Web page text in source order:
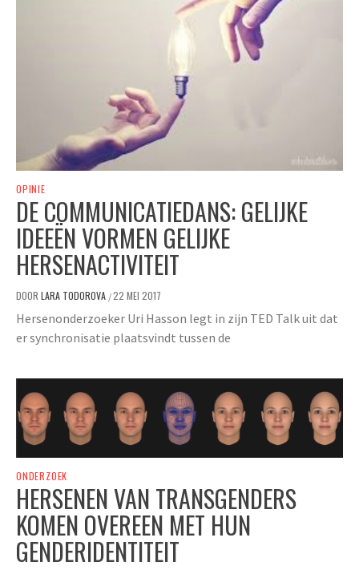
OPINIE
DE COMMUNICATIEDANS: GELIJKE
IDEEËN VORMEN GELIJKE
HERSENACTIVITEIT
DOOR LARA TODOROVA /22 MEI 2017
Hersenonderzoeker Uri Hasson legt in zijn TED Talk uit dat
er synchronisatie plaatsvindt tussen de
ONDERZOEK
HERSENEN VAN TRANSGENDERS
KOMEN OVEREEN MET HUN
GENDERIDENTITEIT